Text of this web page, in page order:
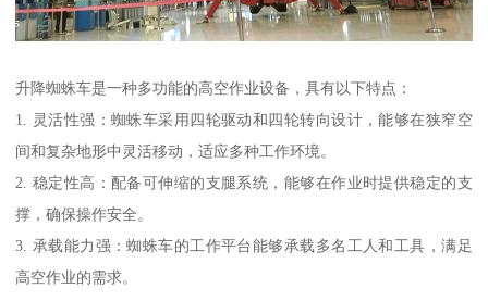
升降蜘蛛车是一种多功能的高空作业设备，具有以下特点：
1. 灵活性强：蜘蛛车采用四轮驱动和四轮转向设计，能够在狭窄空
间和复杂地形中灵活移动，适应多种工作环境。
2. 稳定性高：配备可伸缩的支腿系统，能够在作业时提供稳定的支
撑，确保操作安全。
3. 承载能力强：蜘蛛车的工作平台能够承载多名工人和工具，满足
高空作业的需求。